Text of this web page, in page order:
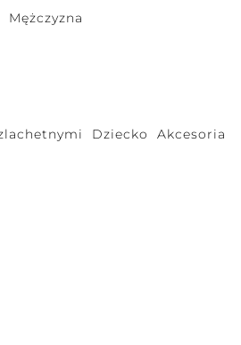
Mężczyzna
Dziecko Akcesoria